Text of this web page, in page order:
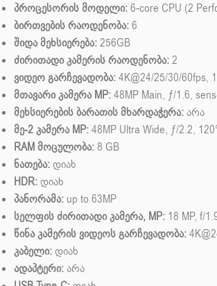
პროცესორის მოდელი:6-core CPU (2
ბირთვების რაოდენობა:6
შიდა მეხსიერება:256GB
ძირითადი კამერის რაოდენობა:2
ვიდეო გარჩევადობა:4K@24/25/30/60fps,
მთავარი კამერა MP:48MP Main, ƒ/1.6,
მეხსიერების ბარათის მხარდაჭერა:არა
მე-2 კამერა MP:48MP Ultra Wide, ƒ/2.2,
RAM მოცულობა:8 GB
ნათება: დიახ
HDR: დიახ
პანორამა: up to 63MP
სელფის ძირითადი კამერა, MP: 18 MP, f/
წინა კამერის ვიდეოს გარჩევადობა:
კაბელი: დიახ
ადაპტერი:არა